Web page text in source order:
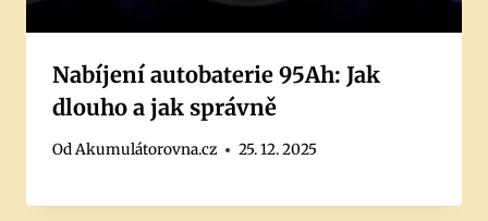
Nabíjení autobaterie 95Ah: Jak
dlouho a jak správně
OdAkumulátorovna.cz 25. 12. 2025